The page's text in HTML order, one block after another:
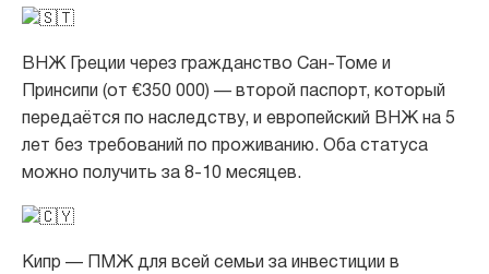
ВНЖ Греции через гражданство Сан-Томе и
Принсипи (от €350 000) — второй паспорт, который
передаётся по наследству, и европейский ВНЖ на 5
лет без требований по проживанию. Оба статуса
можно получить за 8-10 месяцев.
Кипр — ПМЖ для всей семьи за инвестиции в